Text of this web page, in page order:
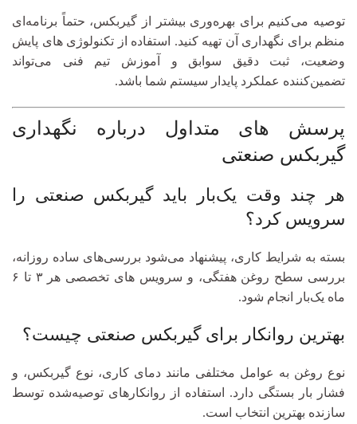
توصیه می‌کنیم برای بهره‌وری بیشتر از گیربکس، حتماً برنامه‌ای
منظم برای نگهداری آن تهیه کنید. استفاده از تکنولوژی‌ های پایش
وضعیت، ثبت دقیق سوابق و آموزش تیم فنی می‌تواند
تضمین‌کننده عملکرد پایدار سیستم شما باشد.
پرسش‌ های متداول درباره نگهداری
گیربکس صنعتی
هر چند وقت یک‌بار باید گیربکس صنعتی را
سرویس کرد؟
بسته به شرایط کاری، پیشنهاد می‌شود بررسی‌های ساده روزانه،
بررسی سطح روغن هفتگی، و سرویس‌ های تخصصی هر ۳ تا ۶
ماه یک‌بار انجام شود.
بهترین روانکار برای گیربکس صنعتی چیست؟
نوع روغن به عوامل مختلفی مانند دمای کاری، نوع گیربکس، و
فشار بار بستگی دارد. استفاده از روانکارهای توصیه‌شده توسط
سازنده بهترین انتخاب است.